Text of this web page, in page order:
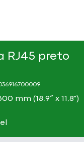
RJ45 preto
mm (18,9″ x 11,8")